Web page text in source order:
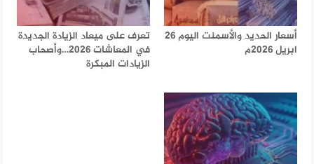
أسعار الحديد والأسمنت اليوم 26
ابريل 2026م
تعرف على ميعاد الزيادة الجديدة
في المعاشات 2026…وأصحاب
الزيادات المبكرة